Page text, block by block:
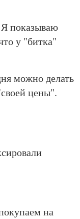
Я показываю
у "битка"
можно делать
цены".
на